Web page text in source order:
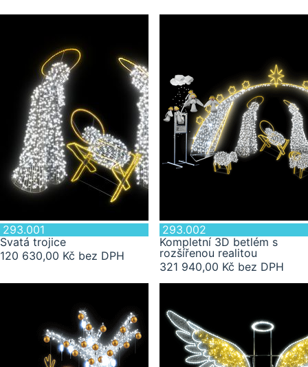
293.001
Svatá trojice
120 630,00 Kč bez DPH
293.002
Kompletní 3D betlém s
rozšířenou realitou
321 940,00 Kč bez DPH